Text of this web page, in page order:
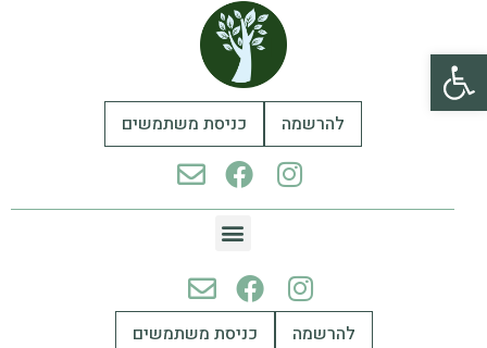
פתח סרגל נגישות
להרשמה כניסת משתמשים
להרשמה כניסת משתמשים